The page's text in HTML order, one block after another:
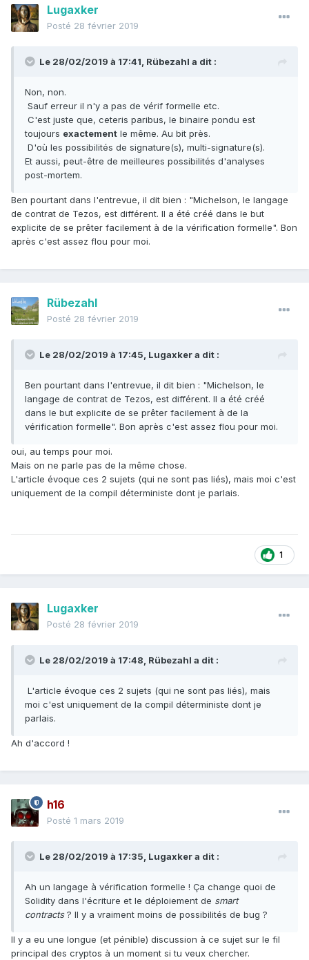
Lugaxker
Posté 28 février 2019
Le 28/02/2019 à 17:41, Rübezahl a dit :
Non, non.
Sauf erreur il n'y a pas de vérif formelle etc.
C'est juste que, ceteris paribus, le binaire pondu est
toujours exactement le même. Au bit près.
D'où les possibilités de signature(s), multi-signature(s).
Et aussi, peut-être de meilleures possibilités d'analyses
post-mortem.
Ben pourtant dans l'entrevue, il dit bien : "Michelson, le langage
de contrat de Tezos, est différent. Il a été créé dans le but
explicite de se prêter facilement à de la vérification formelle". Bon
après c'est assez flou pour moi.
Rübezahl
Posté 28 février 2019
Le 28/02/2019 à 17:45, Lugaxkera dit :
Ben pourtant dans l'entrevue, il dit bien : "Michelson, le
langage de contrat de Tezos, est différent. Il a été créé
dans le but explicite de se prêter facilement à de la
vérification formelle". Bon après c'est assez flou pour moi.
oui, au temps pour moi.
Mais on ne parle pas de la même chose.
L'article évoque ces 2 sujets (qui ne sont pas liés), mais moi c'est
uniquement de la compil déterministe dont je parlais.
1
Lugaxker
Posté 28 février 2019
Le 28/02/2019 à 17:48, Rübezahl a dit :
L'article évoque ces 2 sujets (qui ne sont pas liés), mais
moi c'est uniquement de la compil déterministe dont je
parlais.
Ah d'accord !
h16
Posté 1 mars 2019
Le 28/02/2019 à 17:35, Lugaxkera dit :
Ah un langage à vérification formelle ! Ça change quoi de
Solidity dans l'écriture et le déploiement de smart
contracts? Il y a vraiment moins de possibilités de bug ?
Il y a eu une longue (et pénible) discussion à ce sujet sur le fil
principal des cryptos à un moment si tu veux chercher.